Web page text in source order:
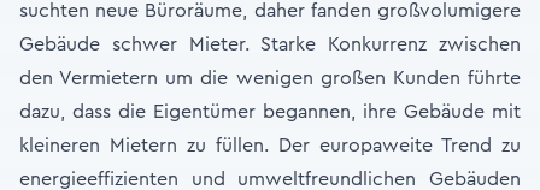
suchten neue Büroräume, daher fanden großvolumigere
Gebäude schwer Mieter. Starke Konkurrenz zwischen
den Vermietern um die wenigen großen Kunden führte
dazu, dass die Eigentümer begannen, ihre Gebäude mit
kleineren Mietern zu füllen. Der europaweite Trend zu
energieeffizienten und umweltfreundlichen Gebäuden